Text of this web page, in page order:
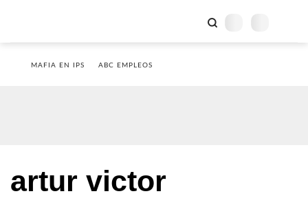
MAFIA EN IPS ABC EMPLEOS
artur victor